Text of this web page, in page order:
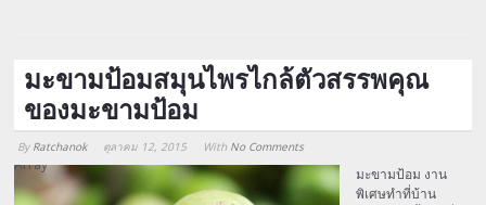
มะขามป้อมสมุนไพรไกล้ตัวสรรพคุณ
ของมะขามป้อม
By Ratchanok ตุลาคม 12, 2015 With No Comments
Array
มะขามป้อม งาน
พิเศษทำที่บ้าน